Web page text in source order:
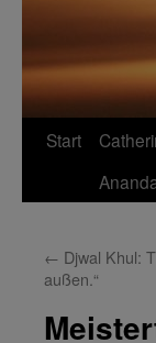
Start
← Djwal Khul:
außen.“